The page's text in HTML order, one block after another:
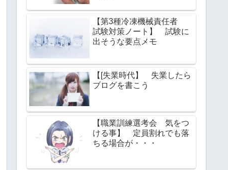
【第3種冷凍機械責任者
試験対策ノート】 試験に
出そうな要点メモ
【[失業時代】 失業したら
ブログを書こう
【職業訓練選考会 気をつ
ける事】 定員割れでも落
ちる場合が・・・